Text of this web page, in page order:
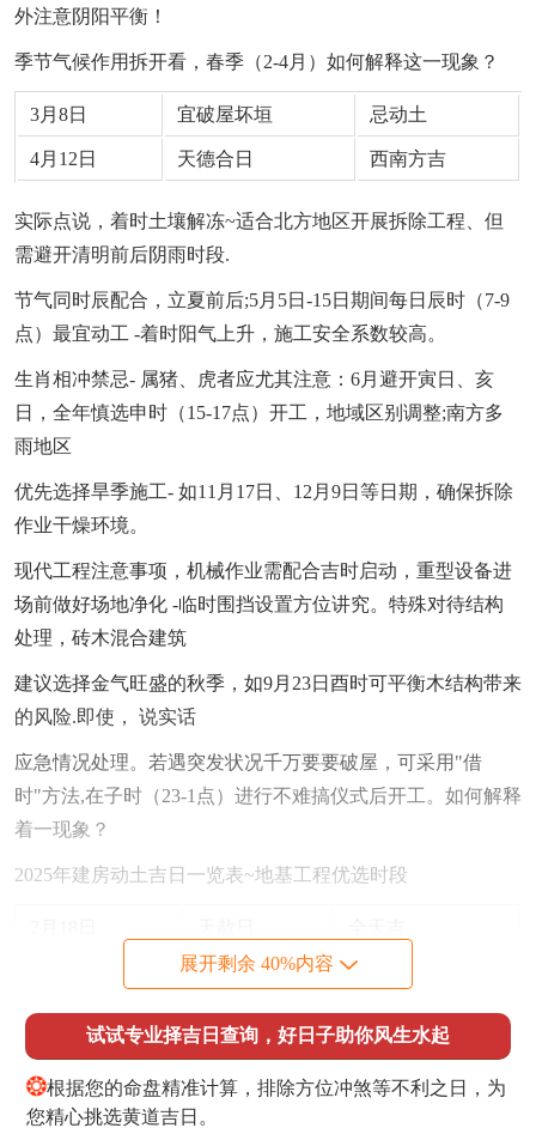
外注意阴阳平衡！
季节气候作用拆开看，春季（2-4月）如何解释这一现象？
3月8日 宜破屋坏垣 忌动土
4月12日 天德合日 西南方吉
实际点说，着时土壤解冻~适合北方地区开展拆除工程、但
需避开清明前后阴雨时段.
节气同时辰配合，立夏前后;5月5日-15日期间每日辰时（7-9
点）最宜动工 -着时阳气上升，施工安全系数较高。
生肖相冲禁忌- 属猪、虎者应尤其注意：6月避开寅日、亥
日，全年慎选申时（15-17点）开工，地域区别调整;南方多
雨地区
优先选择旱季施工- 如11月17日、12月9日等日期，确保拆除
作业干燥环境。
现代工程注意事项，机械作业需配合吉时启动，重型设备进
场前做好场地净化 -临时围挡设置方位讲究。特殊对待结构
处理，砖木混合建筑
建议选择金气旺盛的秋季，如9月23日酉时可平衡木结构带来
的风险.即使， 说实话
应急情况处理。若遇突发状况千万要要破屋，可采用"借
时"方法,在子时（23-1点）进行不难搞仪式后开工。如何解释
着一现象？
2025年建房动土吉日一览表~地基工程优选时段
三合日 东南方吉
其实呢，建议配合地质勘探报告选择具体日期~避开流沙那
主体结构建造，框架施工、3月22日、8月14日等金匮日最宜
展开剩余 40%内容
试试专业择吉日查询，好日子助你风生水起
❂根据您的命盘精准计算，排除方位冲煞等不利之日，为
您精心挑选黄道吉日。